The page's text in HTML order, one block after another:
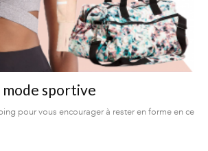
mode sportive
pour vous encourager à rester en forme en ce